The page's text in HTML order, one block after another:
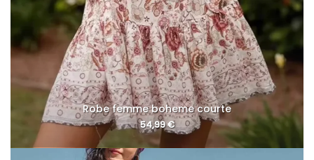
Robe femme boheme courte
54,99€